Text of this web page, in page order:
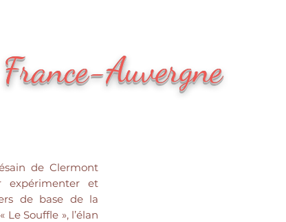
France-Auvergne
de Clermont
expérimenter et
de base de la
Souffle », l’élan